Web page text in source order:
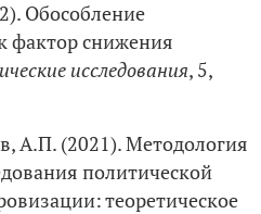
Обособление
фактор снижения
исследования, 5,
А.П. (2021). Методология
политической
теоретическое